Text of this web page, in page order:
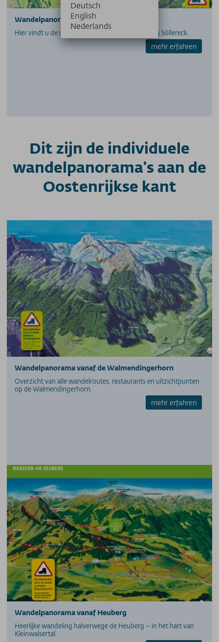
Wandelpanorama vanaf Söllereck
Hier vindt u de overzichtskaart van de familieberg Söllereck.
mehr erfahren
Dit zijn de individuele
wandelpanorama's aan de
Oostenrijkse kant
Wandelpanorama vanaf de Walmendingerhorn
Overzicht van alle wandelroutes, restaurants en uitzichtpunten
op de Walmendingerhorn.
mehr erfahren
Wandelpanorama vanaf Heuberg
Heerlijke wandeling halverwege de Heuberg – in het hart van
Kleinwalsertal.
Deutsch
English
Nederlands